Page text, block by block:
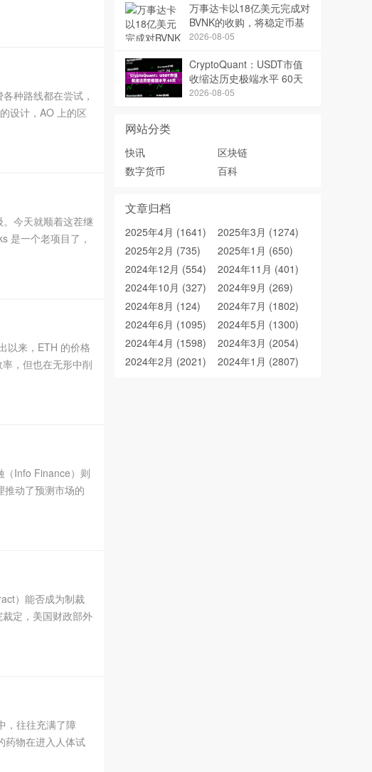
种路线都在尝试，
设计，AO 上的区
今天就顺着这茬继
是一个老项目了，
以来，ETH 的价格
，但也在无形中削
（Info Finance）则
推动了预测市场的
）能否成为制裁
定，美国财政部外
，往往充满了障
物在进入人体试
万事达卡以18亿美元完成对
BVNK的收购，将稳定币基
础设施置于其支付网络的核
2026-08-05
CryptoQuant：USDT市值
收缩达历史极端水平 60天
缩水近40亿美元
2026-08-05
网站分类
快讯
区块链
数字货币
百科
文章归档
2025年4月 (1641)
2025年3月 (1274)
2025年2月 (735)
2025年1月 (650)
2024年12月 (554)
2024年11月 (401)
2024年10月 (327)
2024年9月 (269)
2024年8月 (124)
2024年7月 (1802)
2024年6月 (1095)
2024年5月 (1300)
2024年4月 (1598)
2024年3月 (2054)
2024年2月 (2021)
2024年1月 (2807)